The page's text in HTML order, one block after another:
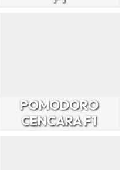
POMODORO
CENCARA F1